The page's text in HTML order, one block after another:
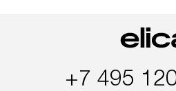
+7 495